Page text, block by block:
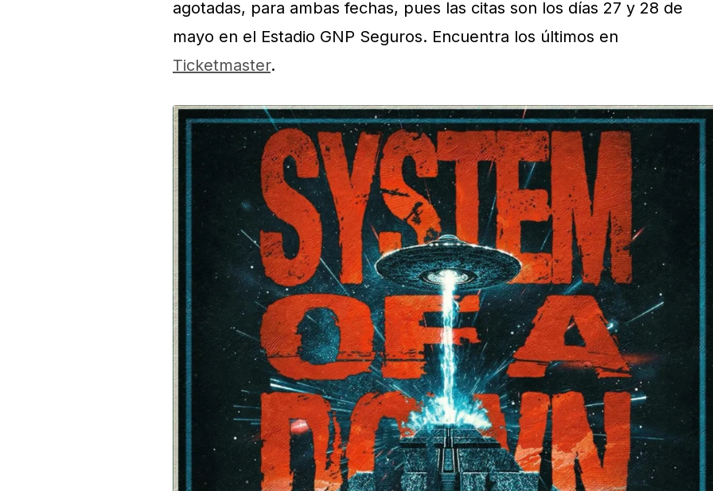
agotadas, para ambas fechas, pues las citas son los días 27 y 28 de
mayo en el Estadio GNP Seguros. Encuentra los últimos en
Ticketmaster.